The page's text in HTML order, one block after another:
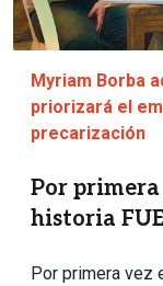
Myriam Borba
priorizará el
precarización
Por primera
historia
Por primera vez